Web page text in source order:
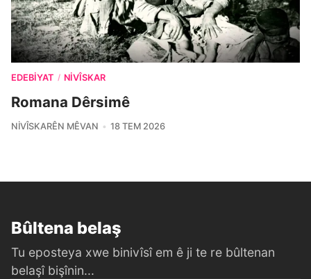
EDEBIYAT / NIVÎSKAR
Romana Dêrsimê
NIVÎSKARÊN MÊVAN 18 TEM 2026
Bûltena belaş
Tu eposteya xwe binivîsî em ê ji te re bûltenan
belaşî bişînin...